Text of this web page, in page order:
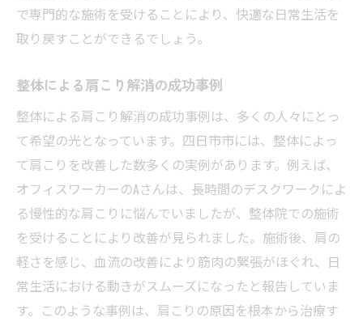
で専門的な施術を受けることにより、快適な日常生活を
取り戻すことができるでしょう。
整体による肩こり解消の成功事例
整体による肩こり解消の成功事例は、多くの人々にとっ
て希望の光となっています。四日市市には、整体によっ
て肩こりを改善した数多くの実例があります。例えば、
オフィスワーカーのAさんは、長時間のデスクワークによ
る慢性的な肩こりに悩んでいましたが、整体院での施術
を受けることにより改善が見られました。施術後、肩の
軽さを感じ、血流の改善により筋肉の緊張がほぐれ、日
常生活における動きがスムーズになったと報告していま
す。このような事例は、肩こりの原因を根本から治療す